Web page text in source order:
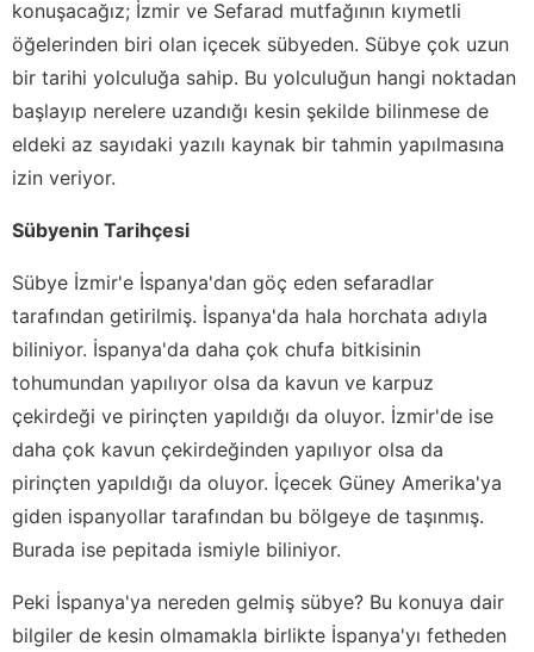
konuşacağız; İzmir ve Sefarad mutfağının kıymetli
öğelerinden biri olan içecek sübyeden. Sübye çok uzun
bir tarihi yolculuğa sahip. Bu yolculuğun hangi noktadan
başlayıp nerelere uzandığı kesin şekilde bilinmese de
eldeki az sayıdaki yazılı kaynak bir tahmin yapılmasına
izin veriyor.
Sübyenin Tarihçesi
Sübye İzmir'e İspanya'dan göç eden sefaradlar
tarafından getirilmiş. İspanya'da hala horchata adıyla
biliniyor. İspanya'da daha çok chufa bitkisinin
tohumundan yapılıyor olsa da kavun ve karpuz
çekirdeği ve pirinçten yapıldığı da oluyor. İzmir'de ise
daha çok kavun çekirdeğinden yapılıyor olsa da
pirinçten yapıldığı da oluyor. İçecek Güney Amerika'ya
giden ispanyollar tarafından bu bölgeye de taşınmış.
Burada ise pepitada ismiyle biliniyor.
Peki İspanya'ya nereden gelmiş sübye? Bu konuya dair
bilgiler de kesin olmamakla birlikte İspanya'yı fetheden